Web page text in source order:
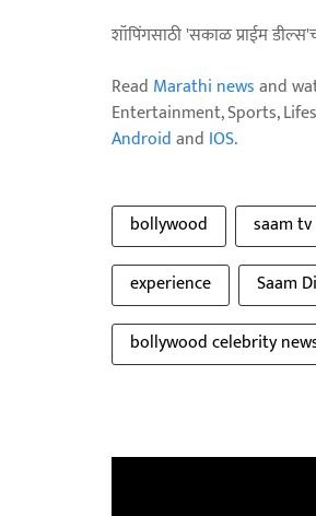
शॉपिंगसाठी 'सकाळ प्राईम
Read Marathi newsand
Entertainment, Sports,
Androidand IOS.
bollywood saam tv
experience
Saam
bollywood celebrity